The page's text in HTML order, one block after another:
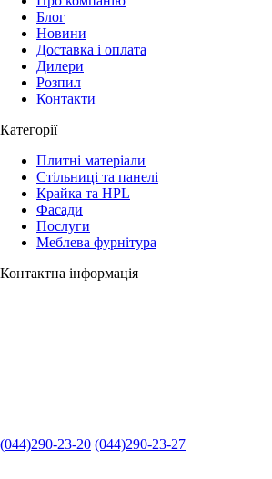
Блог
Новини
Доставка і оплата
Дилери
Розпил
Контакти
Категорії
Плитні матеріали
Стільниці та панелі
Крайка та HPL
Фасади
Послуги
Меблева фурнітура
Контактна інформація
(044)290-23-20 (044)290-23-27